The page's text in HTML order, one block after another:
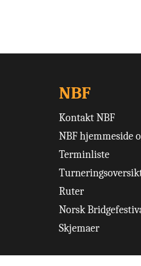
NBF
Kontakt NBF
NBF hjemmeside
Terminliste
Ruter
Norsk
Skjemaer